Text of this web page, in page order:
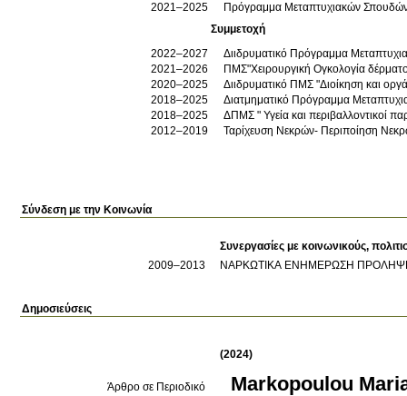
2021–2025
Πρόγραμμα Μεταπτυχιακών Σπουδών
Συμμετοχή
2022–2027
Διιδρυματικό Πρόγραμμα
2021–2026
ΠΜΣ"Χειρουργική Ογκολογία
2020–2025
Διιδρυματικό ΠΜΣ "Διοίκηση και
2018–2025
Διατμηματικό Πρόγραμμα
2018–2025
ΔΠΜΣ " Υγεία και περιβαλλοντικοί
2012–2019
Ταρίχευση Νεκρών- Περιποίηση
Σύνδεση με την Κοινωνία
Συνεργασίες με κοινωνικούς,
2009–2013 ΝΑΡΚΩΤΙΚΑ ΕΝΗΜΕΡΩΣΗ
Δημοσιεύσεις
(2024)
Άρθρο σε Περιοδικό
Markopoulou